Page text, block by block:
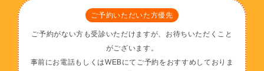
ご予約いただいた方優先
ご予約がない方も受診いただけますが、お待ちいただくこと
がございます。
事前にお電話もしくはWEBにてご予約をおすすめしておりま